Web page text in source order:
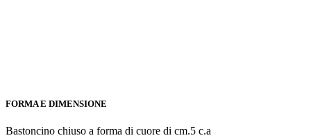
FORMA E DIMENSIONE
Bastoncino chiuso a forma di cuore di cm.5 c.a